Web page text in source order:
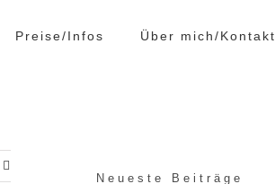
Preise/Infos Über mich/Kontakt
Neueste Beiträge